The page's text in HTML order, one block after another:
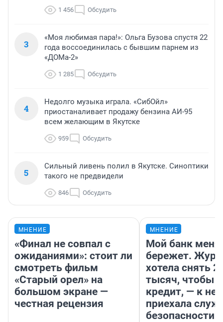
1 456 Обсудить
3
«Моя любимая пара!»: Ольга Бузова спустя 22
года воссоединилась с бывшим парнем из
«ДОМа-2»
1 285 Обсудить
4
Недолго музыка играла. «СибОйл»
приостаналивает продажу бензина АИ-95
всем желающим в Якутске
959 Обсудить
5
Сильный ливень полил в Якутске. Синоптики
такого не предвидели
846 Обсудить
МНЕНИЕ
«Финал не совпал с
ожиданиями»: стоит ли
смотреть фильм
«Старый орел» на
большом экране —
честная рецензия
МНЕНИЕ
Мой банк меня
бережет.
хотела снять
тысяч, чтобы
кредит, — к
приехала
безопасности